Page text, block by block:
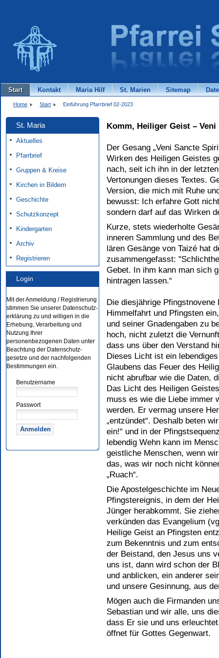
Start Kontakt Maria Hilf St. Marien Sitemap
Home Start Einführung Pfarrbrief 02-2023
St. Maria
Aktuelles
Pfarrbrief
Gruppen & Kreise
Kirchen in Bildern
Geschichte
Schutzkonzept
Kindergarten
Archiv
Registrieren
Login
Mit der Anmeldung / Registrierung
stimmen Sie unserer Datenschutz-
erklärung zu und willigen in die
Erhebung, Verarbeitung und
Nutzung Ihrer
personenbezogenen Daten unter
Beachtung der Datenschutz-
gesetze und der nachfolgenden
Bestimmungen ein.
Benutzername
Passwort
Komm, Heiliger Geist –
Der Gesang „Veni Sancte
Wirken des Heiligen Geistes
nach, seit ich ihn in der
Vertonungen dieses Textes.
Version, die mich mit Ruhe
bewusst: Ich erfahre Gott
sondern darf auf das Wirken
Kurze, stets wiederholte
inneren Sammlung und des
lären Gesänge von Taizé hat
zusammengefasst:
Gebet. In ihm kann man sich
hintragen lassen.“
Die diesjährige
Himmelfahrt und Pfingsten
und seiner Gnadengaben zu
hoch, nicht zuletzt die
dass uns über den Verstand
Dieses Licht ist ein
Glaubens das Feuer des
nicht abrufbar wie die Daten,
Das Licht des Heiligen
muss es wie die Liebe immer
werden. Er vermag unsere
„entzündet“. Deshalb beten
ein!“ und in der
lebendig Wehn kann im
geistliche Menschen, wenn
das, was wir noch nicht
„Ruach“.
Die Apostelgeschichte im
Pfingstereignis, in dem der
Jünger herabkommt. Sie
verkünden das Evangelium
Heilige Geist an Pfingsten
zum Bekenntnis und zum
der Beistand, den Jesus uns
uns ist, dann wird schon der
und anblicken, ein anderer
und unsere Gesinnung, aus
Mögen auch die Firmanden
Sebastian und wir alle, uns
dass Er sie und uns
öffnet für Gottes Gegenwart.